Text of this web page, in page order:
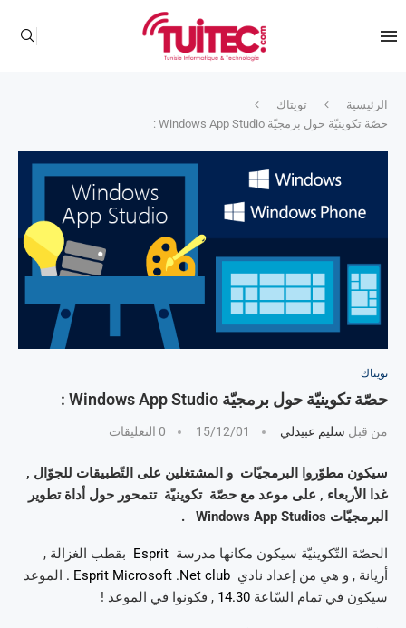
الرئيسية
تويتاك
حصّة تكوينيّة حول برمجيّة Windows App Studio :
تويتاك
حصّة تكوينيّة حول برمجيّة Windows App Studio :
من قبل سليم عبيدلي 15/12/01 0 التعليقات
سيكون مطوّروا البرمجيّات و المشتغلين على التّطبيقات للجوّال ,
غدا الأربعاء , على موعد مع حصّة تكوينيّة تتمحور حول أداة تطوير
البرمجيّات Windows App Studios .
الحصّة التّكوينيّة سيكون مكانها مدرسة Esprit بقطب الغزالة ,
أريانة , و هي من إعداد نادي Esprit Microsoft .Net club .
الموعد
سيكون في تمام السّاعة 14.30 , فكونوا في الموعد !